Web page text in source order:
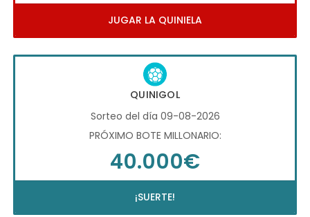
JUGAR LA QUINIELA
QUINIGOL
Sorteo del día 09-08-2026
PRÓXIMO BOTE MILLONARIO:
40.000€
¡SUERTE!